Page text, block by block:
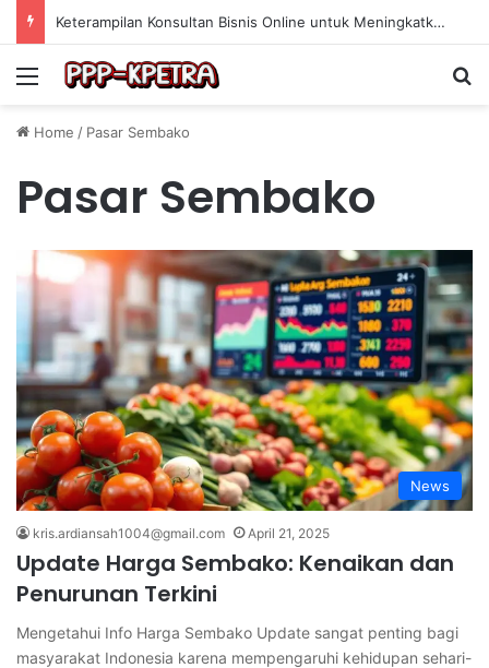
Keterampilan Konsultan Bisnis Online untuk Meningkatkan Pendapatan Berdasarkan Pengalaman Praktis
Menu
Home / Pasar Sembako
Pasar Sembako
News
kris.ardiansah1004@gmail.com April 21, 2025
Update Harga Sembako: Kenaikan dan
Penurunan Terkini
Mengetahui Info Harga Sembako Update sangat penting bagi
masyarakat Indonesia karena mempengaruhi kehidupan sehari-